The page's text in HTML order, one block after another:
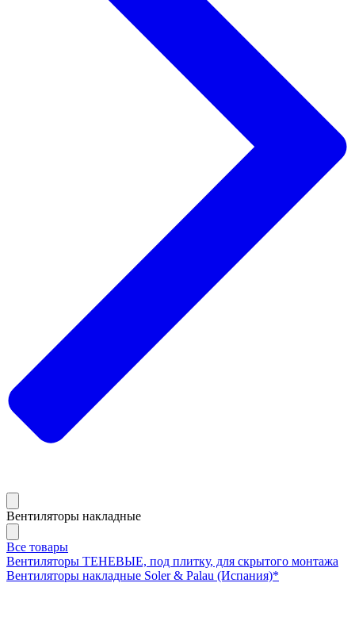
Вентиляторы накладные
Все товары
Вентиляторы ТЕНЕВЫЕ, под плитку, для скрытого монтажа
Вентиляторы накладные Soler & Palau (Испания)*